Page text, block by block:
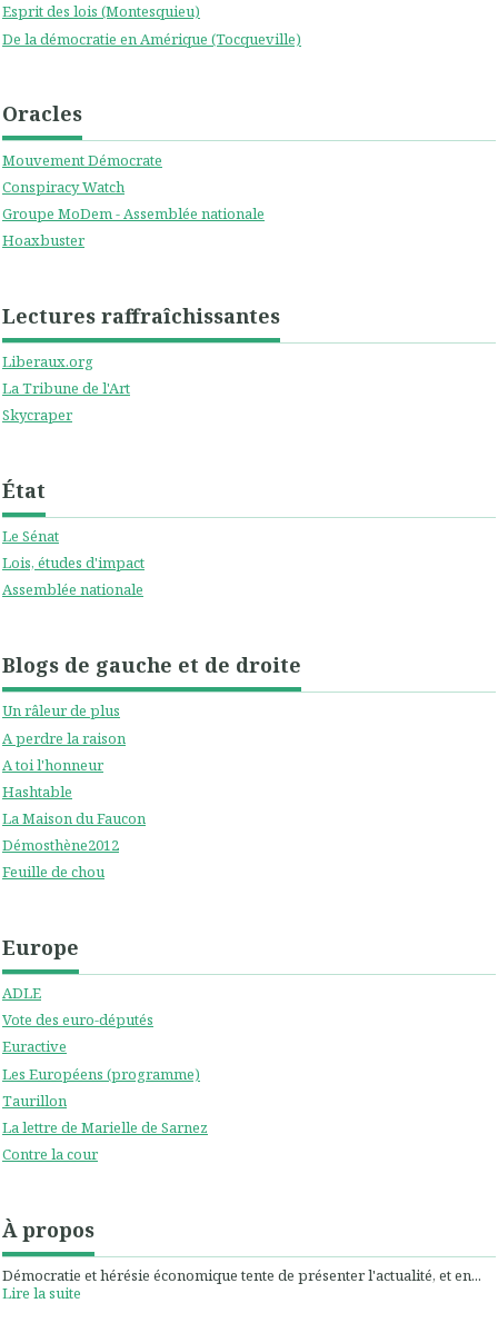
Esprit des lois (Montesquieu)
De la démocratie en Amérique (Tocqueville)
Oracles
Mouvement Démocrate
Conspiracy Watch
Groupe MoDem - Assemblée nationale
Hoaxbuster
Lectures raffraîchissantes
Liberaux.org
La Tribune de l'Art
Skycraper
État
Le Sénat
Lois, études d'impact
Assemblée nationale
Blogs de gauche et de droite
Un râleur de plus
A perdre la raison
A toi l'honneur
Hashtable
La Maison du Faucon
Démosthène2012
Feuille de chou
Europe
ADLE
Vote des euro-députés
Euractive
Les Européens (programme)
Taurillon
La lettre de Marielle de Sarnez
Contre la cour
À propos
Démocratie et hérésie économique tente de présenter l'actualité, et en...
Lire la suite